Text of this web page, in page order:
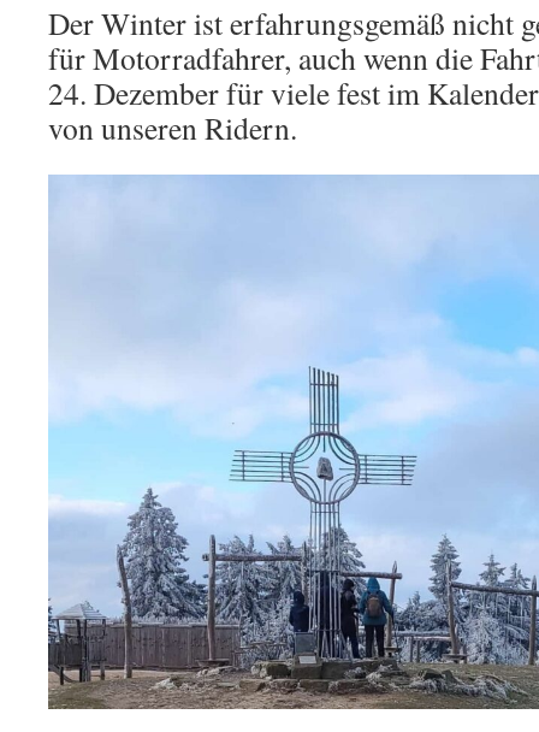
Der Winter ist erfahrungsgemäß nicht
für Motorradfahrer, auch wenn die
24. Dezember für viele fest im
von unseren Ridern.